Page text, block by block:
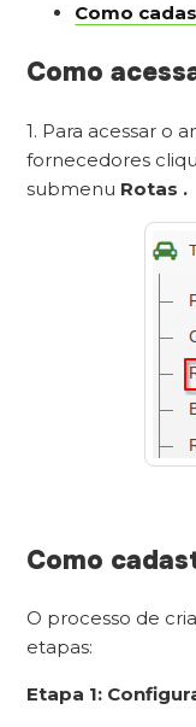
Como
Como
1. Para acessar o
fornecedores
submenu Rotas .
Como
O processo de
etapas:
Etapa 1: